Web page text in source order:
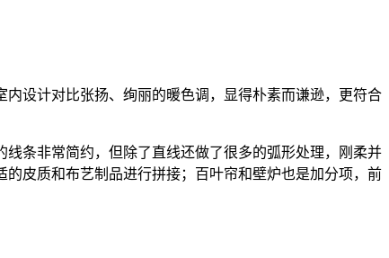
设计对比张扬、绚丽的暖色调，显得朴素而谦逊，更符合
条非常简约，但除了直线还做了很多的弧形处理，刚柔并
皮质和布艺制品进行拼接；百叶帘和壁炉也是加分项，前